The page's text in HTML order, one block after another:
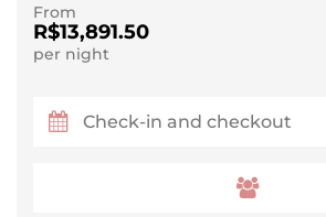
From
R$13,891.50
per night